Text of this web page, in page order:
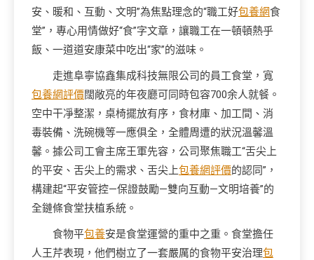
安、暖和、互動、文明”為焦點理念的“職工好包養網食
堂”，專心用情做好“食”字文章，讓職工在一頓頓熱乎
飯、一道道安康菜中吃出“家”的滋味。
走進阜寧協鑫集成科技無限公司的員工食堂，寬
包養網評價闊敞亮的年夜廳可同時包容700余人就餐。
空中干凈整潔，桌椅擺放有序，食材庫、加工間、消
毒裝備、洗碗機等一應俱全，全體周遭的狀況溫馨溫
馨。據公司工會主席王軍先容，公司聚焦職工“舌尖上
的平安、舌尖上的需求、舌尖上包養網評價的認同”，
構建起“平安管控—保證鼓勵—雙向互動—文明培養”的
全鏈條食堂扶植系統。
食物平包養安是食堂運營的重中之重。食堂擔任
人王芹表現，他們樹立了一套嚴厲的食物平安治理包